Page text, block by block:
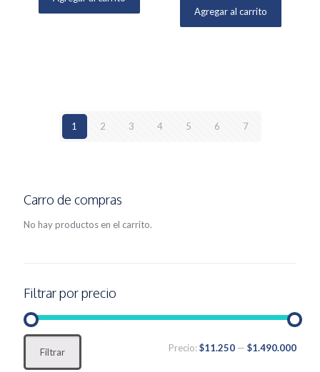
$62.000.
$15.500. era:
$690.000.
es:
$379.000.
Agregar al carrito
1 2 3 4 5 6 7
Carro de compras
No hay productos en el carrito.
Filtrar por precio
Precio
mínimo
Precio
máximo
Filtrar Precio:$11.250 — $1.490.000